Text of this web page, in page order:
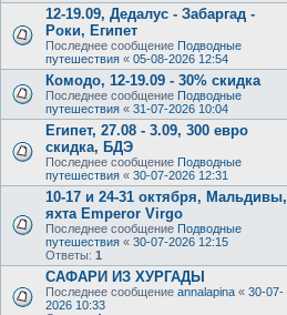
12-19.09, Дедалус - Забаргад -
Роки, Египет
Последнее сообщение Подводные
путешествия « 05-08-2026 12:54
Комодо, 12-19.09 - 30% скидка
Последнее сообщение Подводные
путешествия « 31-07-2026 10:04
Египет, 27.08 - 3.09, 300 евро
скидка, БДЭ
Последнее сообщение Подводные
путешествия « 30-07-2026 12:31
10-17 и 24-31 октября, Мальдивы,
яхта Emperor Virgo
Последнее сообщение Подводные
путешествия « 30-07-2026 12:15
Ответы: 1
САФАРИ ИЗ ХУРГАДЫ
Последнее сообщение annalapina « 30-07-
2026 10:33